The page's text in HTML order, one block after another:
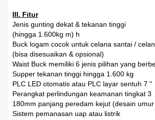
III. Fitur
Jenis gunting dekat & tekanan tinggi
(hingga 1.600kg m) h
Buck logam cocok untuk celana santai /
(bisa disesuaikan & opsional)
Waist Buck memiliki 6 jenis pilihan yang
Supper tekanan tinggi hingga 1.600 kg
PLC LED otomatis atau PLC layar sentuh 7 "
Perangkat perlindungan keamanan tingkat 3
180mm panjang peredam kejut (desain
Sistem pemanasan uap atau listrik